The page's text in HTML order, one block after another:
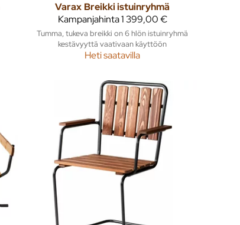
Varax Breikki istuinryhmä
Kampanjahinta1 399,00 €
Tumma, tukeva breikki on 6 hlön istuinryhmä
kestävyyttä vaativaan käyttöön
Heti saatavilla